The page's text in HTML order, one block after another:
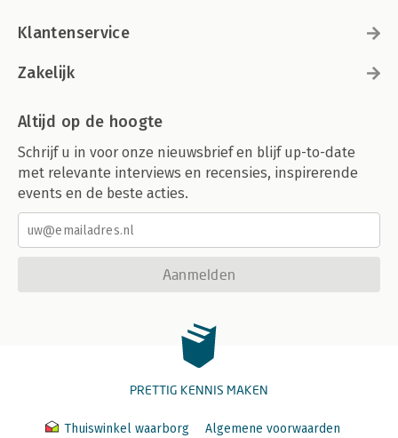
Klantenservice
Zakelijk
Altijd op de hoogte
Schrijf u in voor onze nieuwsbrief en blijf up-to-date
met relevante interviews en recensies, inspirerende
events en de beste acties.
Aanmelden
PRETTIG KENNIS MAKEN
Thuiswinkel waarborg Algemene voorwaarden